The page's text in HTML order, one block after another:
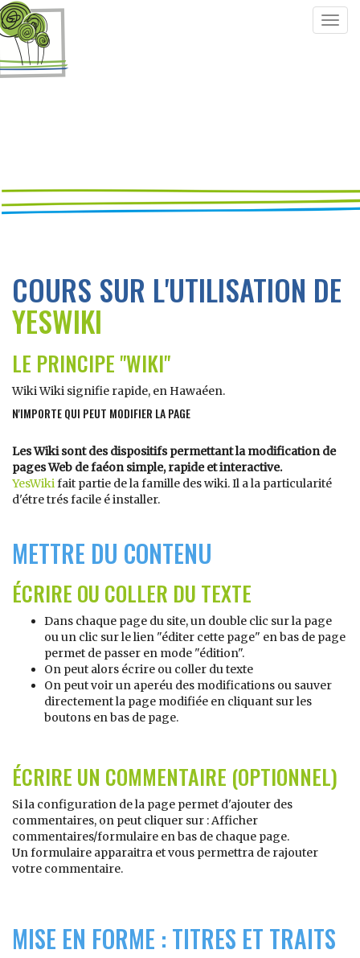
COURS SUR L'UTILISATION DE
YESWIKI
LE PRINCIPE "WIKI"
Wiki Wiki signifie rapide, en Hawaéen.
N'IMPORTE QUI PEUT MODIFIER LA PAGE
Les Wiki sont des dispositifs permettant la modification de
pages Web de faéon simple, rapide et interactive.
YesWikifait partie de la famille des wiki. Il a la particularité
d'étre trés facile é installer.
METTRE DU CONTENU
ÉCRIRE OU COLLER DU TEXTE
Dans chaque page du site, un double clic sur la page
ou un clic sur le lien "éditer cette page" en bas de page
permet de passer en mode "édition".
On peut alors écrire ou coller du texte
On peut voir un aperéu des modifications ou sauver
directement la page modifiée en cliquant sur les
boutons en bas de page.
ÉCRIRE UN COMMENTAIRE (OPTIONNEL)
Si la configuration de la page permet d'ajouter des
commentaires, on peut cliquer sur : Afficher
commentaires/formulaire en bas de chaque page.
Un formulaire apparaitra et vous permettra de rajouter
votre commentaire.
MISE EN FORME : TITRES ET TRAITS